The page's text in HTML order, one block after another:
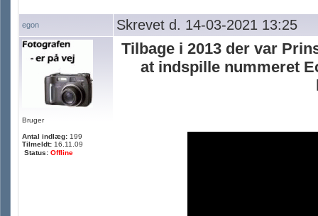
egon Skrevet d. 14-03-2021 13:25
Bruger
Antal indlæg: 199
Tilmeldt: 16.11.09
Status: Offline
Tilbage i 2013 der var
at indspille nummeret